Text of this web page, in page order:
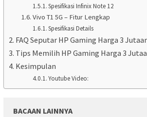
Spesifikasi Infinix Note 12
Vivo T1 5G – Fitur Lengkap
Spesifikasi Details
FAQ Seputar HP Gaming Harga 3
Tips Memilih HP Gaming Harga 3
Kesimpulan
Youtube Video:
BACAAN LAINNYA